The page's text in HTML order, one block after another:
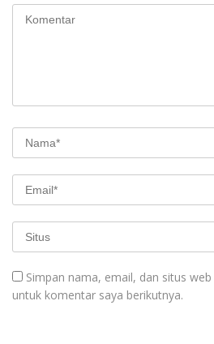
Simpan nama, email, dan situs
untuk komentar saya berikutnya.